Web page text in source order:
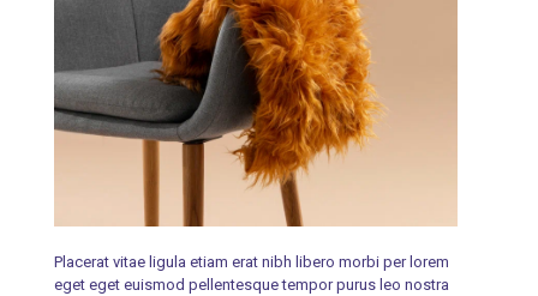
Placerat vitae ligula etiam erat nibh libero morbi per lorem
eget eget euismod pellentesque tempor purus leo nostra